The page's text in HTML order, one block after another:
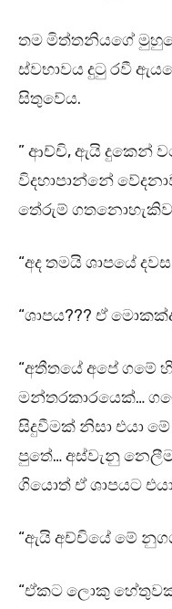
තම මිත්තනියගේ
ස්වභාවය දුටු රවී
සිතුවේය.
” ආච්චි, ඇයි දුකෙන්
විදහාපාන්නේ
තේරුම් ගතනොහැකිව
“අද තමයි ශාපයේ
“ශාපය??? ඒ
“අතීතයේ අපේ ගමේ
මන්තරකාරයෙක්…
සිදුවීමක් නිසා එයා
පුතේ… අස්වැනු
ගියොත් ඒ ශාපයට
“ඇයි අච්චියේ මේ
“ඒකට ලොකු